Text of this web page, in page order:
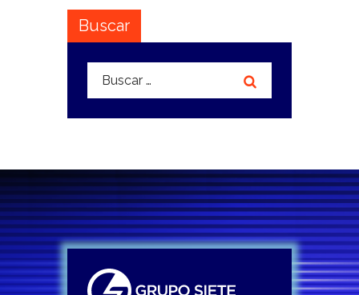
Buscar
Buscar: